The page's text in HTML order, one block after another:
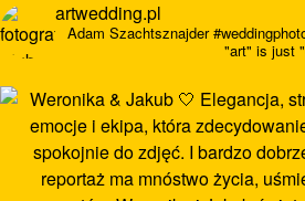
artwedding.pl
Adam Szachtsznajder
"art" is just